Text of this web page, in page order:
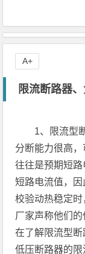
限流断路器
1、限流型
分断能力很高
往往是预期短
短路电流值，
校验动热稳定
厂家声称他们
在了解限流型断
低压断路器的
A+